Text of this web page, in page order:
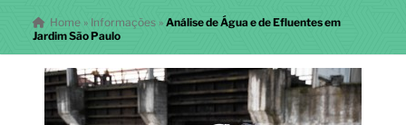
Home» Informações » Análise de Água e de Efluentes em
Jardim São Paulo